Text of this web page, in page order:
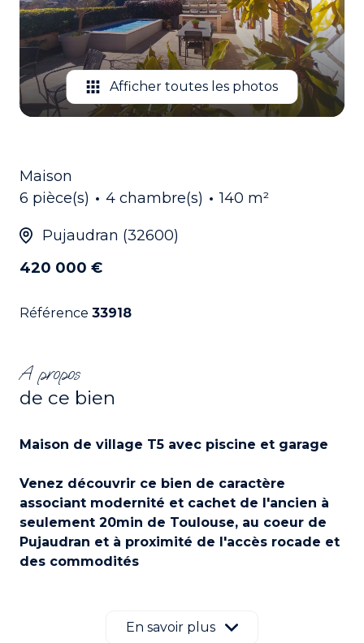
Afficher toutes les photos
Maison
6 pièce(s)
4 chambre(s) 140 m²
Pujaudran (32600)
420 000 €
Référence 33918
A propos
de ce bien
Maison de village T5 avec piscine et garage
Venez découvrir ce bien de caractère
associant modernité et cachet de l'ancien à
seulement 20min de Toulouse, au coeur de
Pujaudran et à proximité de l'accès rocade et
des commodités
portes de Toulouse, cette superbe maison de
village vous séduira par l’alliance
En savoir plus